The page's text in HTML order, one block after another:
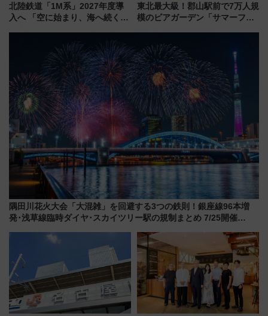
北陸鉄道「1M系」2027年度導
入へ 「空に始まり、海へ続く」
東北最大級！郡山駅前で7万人規
模のビアガーデン「サマーフェ
MALLで予約可能
隅田川花火大会「大混雑」を回避する3つの鉄則！銀座線96本増
発･浅草線臨時ダイヤ･スカイツリー駅の規制まとめ 7/25開催